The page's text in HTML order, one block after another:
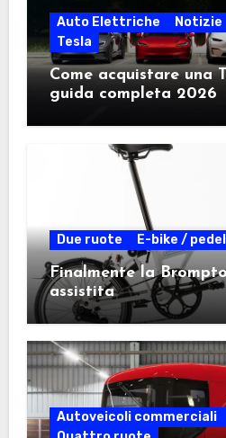
Auto Elettriche Notizie
Tesla
Come acquistare una
guida completa 2026
Due ruote E-bike /
Finalmente la
assistita
Autoveicoli commerciali